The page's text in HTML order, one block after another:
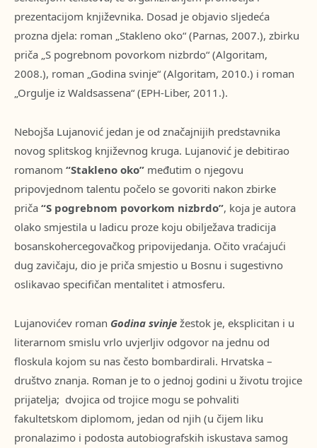
prezentacijom književnika. Dosad je objavio sljedeća
prozna djela: roman „Stakleno oko“ (Parnas, 2007.), zbirku
priča „S pogrebnom povorkom nizbrdo“ (Algoritam,
2008.), roman „Godina svinje“ (Algoritam, 2010.) i roman
„Orgulje iz Waldsassena“ (EPH-Liber, 2011.).
Nebojša Lujanović jedan je od značajnijih predstavnika
novog splitskog književnog kruga. Lujanović je debitirao
romanom “Stakleno oko” međutim o njegovu
pripovjednom talentu počelo se govoriti nakon zbirke
priča “S pogrebnom povorkom nizbrdo”, koja je autora
olako smjestila u ladicu proze koju obilježava tradicija
bosanskohercegovačkog pripovijedanja. Očito vraćajući
dug zavičaju, dio je priča smjestio u Bosnu i sugestivno
oslikavao specifičan mentalitet i atmosferu.
Lujanovićev roman Godina svinje žestok je, eksplicitan i u
literarnom smislu vrlo uvjerljiv odgovor na jednu od
floskula kojom su nas često bombardirali. Hrvatska –
društvo znanja. Roman je to o jednoj godini u životu trojice
prijatelja; dvojica od trojice mogu se pohvaliti
fakultetskom diplomom, jedan od njih (u čijem liku
pronalazimo i podosta autobiografskih iskustava samog